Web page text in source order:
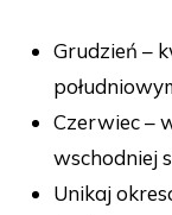
Grudzień –
Czerwiec –
wschodniej
Unikaj